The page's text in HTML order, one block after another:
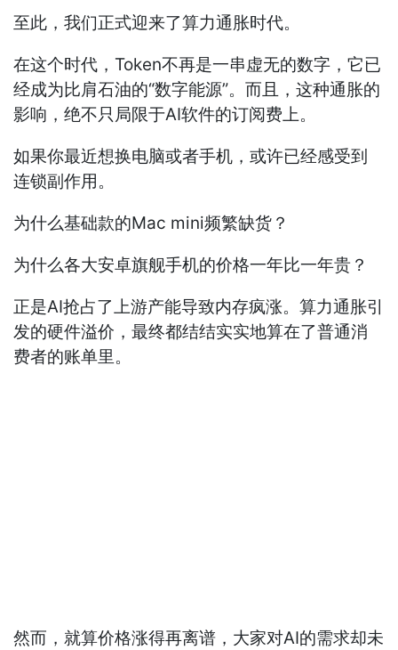
至此，我们正式迎来了算力通胀时代。
在这个时代，Token不再是一串虚无的数字，它已
经成为比肩石油的“数字能源”。而且，这种通胀的
影响，绝不只局限于AI软件的订阅费上。
如果你最近想换电脑或者手机，或许已经感受到
连锁副作用。
为什么基础款的Mac mini频繁缺货？
为什么各大安卓旗舰手机的价格一年比一年贵？
正是AI抢占了上游产能导致内存疯涨。算力通胀引
发的硬件溢价，最终都结结实实地算在了普通消
费者的账单里。
然而，就算价格涨得再离谱，大家对AI的需求却未